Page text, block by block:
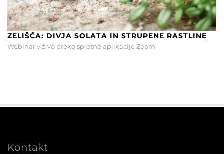
ZELIŠČA: DIVJA SOLATA IN STRUPENE RASTLINE
Webinar v živo preko spletne aplikacije Zoom
Kontakt